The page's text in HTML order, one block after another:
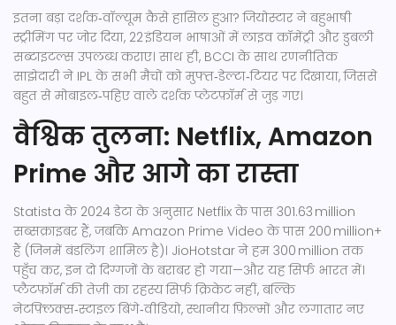
इतना बड़ा दर्शक‑वॉल्यूम कैसे हासिल हुआ? जियोस्टार ने बहुभाषी
स्ट्रीमिंग पर जोर दिया, 22 इंडियन भाषाओं में लाइव कॉमेंट्री और डुबली
सब्टाइटल्स उपलब्ध कराए। साथ ही, BCCI के साथ रणनीतिक
साझेदारी ने IPL के सभी मैचों को मुफ्त‑डेल्टा‑टियर पर दिखाया, जिससे
बहुत से मोबाइल‑पहिए वाले दर्शक प्लेटफ़ॉर्म से जुड़ गए।
वैश्विक तुलना: Netflix, Amazon
Prime और आगे का रास्ता
Statista के 2024 डेटा के अनुसार Netflix के पास 301.63 million
सब्सक्राइबर हैं, जबकि Amazon Prime Video के पास 200 million+
हैं (जिनमें बंडलिंग शामिल है)। JioHotstar ने हम 300 million तक
पहुँच कर, इन दो दिग्गजों के बराबर हो गया—और यह सिर्फ भारत में।
प्लैटफ़ॉर्म की तेज़ी का रहस्य सिर्फ क्रिकेट नहीं, बल्कि
नेटफ़्लिक्स‑स्टाइल बिंगे‑वीडियो, स्थानीय फ़िल्मों और लगातार नए